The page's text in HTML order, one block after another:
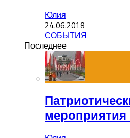
Юлия
24.06.2018
СОБЫТИЯ
Последнее
мероприятия